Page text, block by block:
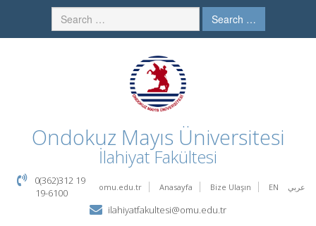
Search …
Ondokuz Mayıs Üniversitesi
İlahiyat Fakültesi
omu.edu.tr Anasayfa Bize Ulaşın EN عربي
0(362)312 19
19-6100
ilahiyatfakultesi@omu.edu.tr